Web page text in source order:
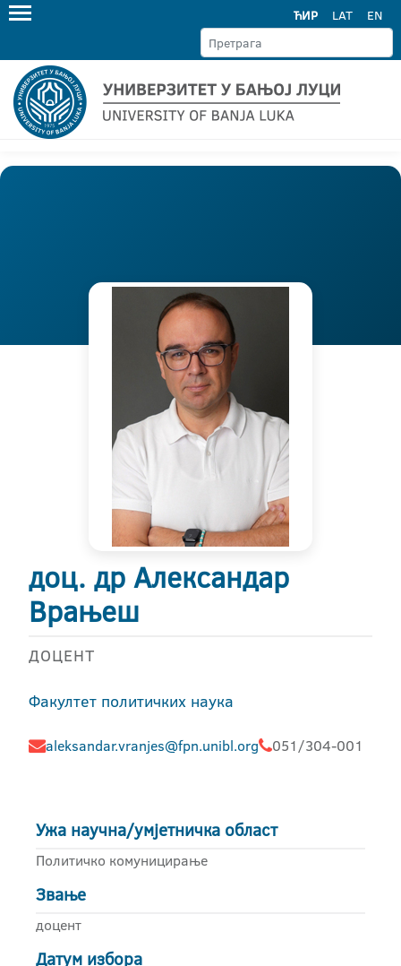
ЋИР LAT EN
доц. др Александар
Врањеш
ДОЦЕНТ
Факултет политичких наука
aleksandar.vranjes@fpn.unibl.org 051/304-001
Ужа научна/умјетничка област
Политичко комуницирање
Звање
доцент
Датум избора